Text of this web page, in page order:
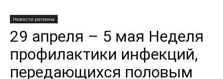
Новости региона
29 апреля – 5 мая Неделя
профилактики инфекций,
передающихся половым